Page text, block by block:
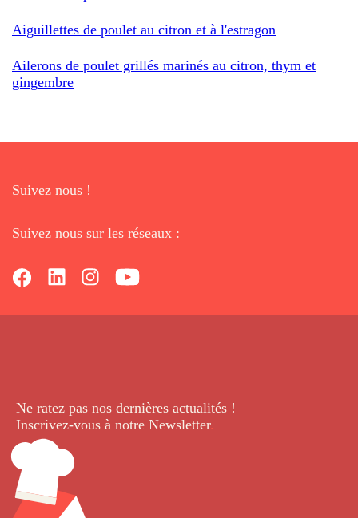
Aiguillettes de poulet au citron et à l'estragon
Ailerons de poulet grillés marinés au citron, thym et
gingembre
Suivez nous !
Suivez nous sur les réseaux :
Ne ratez pas nos dernières actualités !
Inscrivez-vous à notre Newsletter.